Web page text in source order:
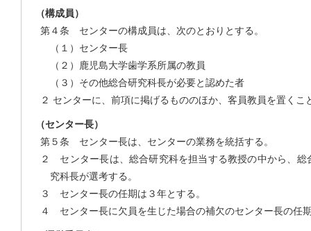
（構成員）
第４条 センターの構成員は、次のとおりとする。
（１）センター長
（２）鹿児島大学歯学系所属の教員
（３）その他総合研究科長が必要と認めた者
２ センターに、前項に掲げるもののほか、客員教員を置くこ
（センター長）
第５条 センター長は、センターの業務を統括する。
２ センター長は、総合研究科を担当する教授の中から、総
究科長が選考する。
３ センター長の任期は３年とする。
４ センター長に欠員を生じた場合の補欠のセンター長の任